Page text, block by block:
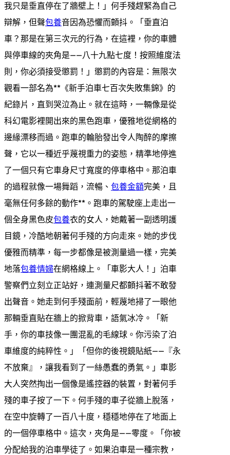
我只是垂直停在了牆壁上！」何手殘趕緊為自己
辯解，但聲包養音因為恐懼而顫抖。「垂直泊
車？那是在第三次元的行為，在這裡，你的車體
與停車線的夾角是——八十九點七度！按照維度法
則，你必須接受懲罰！」懲罰的內容是：無限次
觀看一部名為**《新手泊車七百次失敗集錦》的
紀錄片，直到哭泣為止。就在這時，一輛像是從
科幻電影裡開出來的黑色跑車，優雅地從網格的
邊緣漂移而過。跑車的輪胎發出令人陶醉的摩擦
聲，它以一種近乎蔑視重力的姿態，精準地停進
了一個只有它車身尺寸寬度的停車格中。那泊車
的過程就像一場舞蹈，流暢、 包養金額完美，且
毫無任何多餘的動作**。跑車的駕駛座上走出一
個全身黑色皮包養衣的女人，她戴著一副透明護
目鏡，冷酷地朝著何手殘的方向走來。她的步伐
優雅而精準，每一步都像是被測量過一樣，完美
地落包養情婦在網格線上。「車影大人！」泊車
警察們立刻立正站好，連測量尺都顫抖著不敢發
出聲音。她走到何手殘面前，輕蔑地掃了一眼他
那輛垂直貼在牆上的掀背車，語氣冰冷。「新
手，你的車技像一團混亂的毛線球。你污染了泊
車維度的純粹性。」「但你的後視鏡貼紙——『永
不放棄』，讓我看到了一絲愚蠢的勇氣。」車影
大人突然掏出一個像是遙控器的裝置，對著何手
殘的車子按了一下。何手殘的車子從牆上脫落，
在空中旋轉了一百八十度，穩穩地停在了地面上
的一個停車格中。這次，夾角是——零度。「你被
分配給我的泊車學徒了。如果泊車是一種宗教，